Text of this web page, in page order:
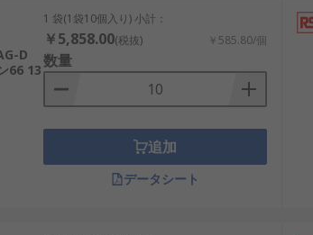
異なります。グロメットは主にゴム製で、ケ
りと固定し、防水・防塵性を確保するための
グランドは物流センターやデータセンターに
境で必要不可欠です。
な種類を示します。
D
66 13
1 袋(1袋10個入り) 小計：
￥5,858.00(税抜) ￥585.80/個
数量
追加
データシート